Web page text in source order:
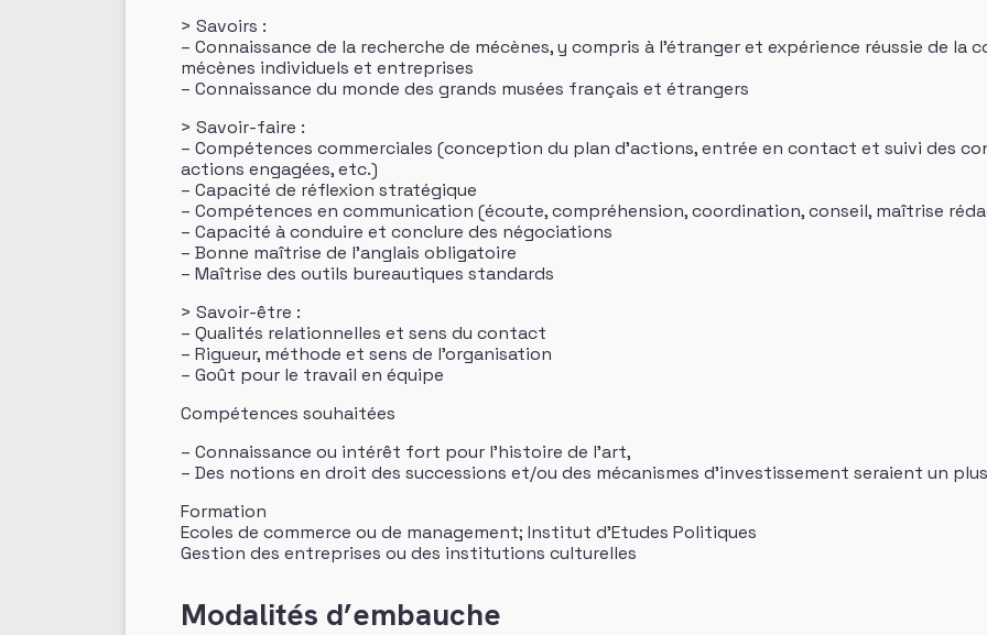
> Savoirs :
– Connaissance de la recherche de mécènes, y compris à l’étranger et expérience réussie de la
mécènes individuels et entreprises
– Connaissance du monde des grands musées français et étrangers
> Savoir-faire :
– Compétences commerciales (conception du plan d’actions, entrée en contact et suivi des
actions engagées, etc.)
– Capacité de réflexion stratégique
– Compétences en communication (écoute, compréhension, coordination, conseil, maîtrise
– Capacité à conduire et conclure des négociations
– Bonne maîtrise de l’anglais obligatoire
– Maîtrise des outils bureautiques standards
> Savoir-être :
– Qualités relationnelles et sens du contact
– Rigueur, méthode et sens de l’organisation
– Goût pour le travail en équipe
Compétences souhaitées
– Connaissance ou intérêt fort pour l’histoire de l’art,
– Des notions en droit des successions et/ou des mécanismes d’investissement seraient un
Formation
Ecoles de commerce ou de management; Institut d’Etudes Politiques
Gestion des entreprises ou des institutions culturelles
Modalités d’embauche